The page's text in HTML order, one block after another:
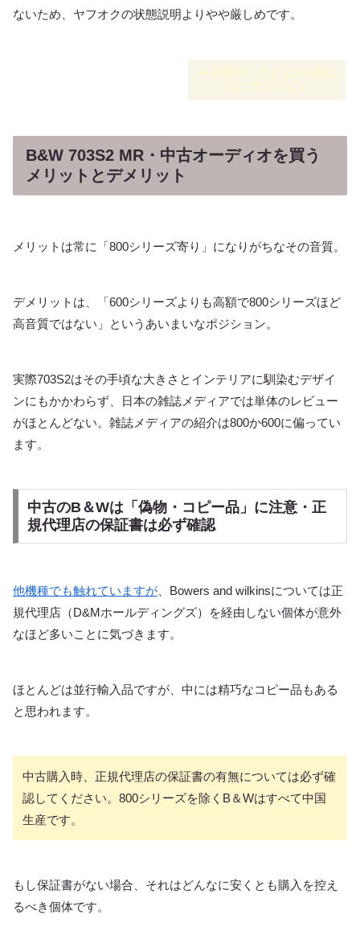
ないため、ヤフオクの状態説明よりやや厳しめです。
➡︎ 今回オークション出品の
コンディション
B&W 703S2 MR・中古オーディオを買う
メリットとデメリット
メリットは常に「800シリーズ寄り」になりがちなその音質。
デメリットは、「600シリーズよりも高額で800シリーズほど
高音質ではない」というあいまいなポジション。
実際703S2はその手頃な大きさとインテリアに馴染むデザイ
ンにもかかわらず、日本の雑誌メディアでは単体のレビュー
がほとんどない。雑誌メディアの紹介は800か600に偏ってい
ます。
中古のB＆Wは「偽物・コピー品」に注意・正
規代理店の保証書は必ず確認
他機種でも触れていますが 、Bowers and wilkinsについては正
規代理店（D&Mホールディングズ）を経由しない個体が意外
なほど多いことに気づきます。
ほとんどは並行輸入品ですが、中には精巧なコピー品もある
と思われます。
中古購入時、正規代理店の保証書の有無については必ず確
認してください。800シリーズを除くB＆Wはすべて中国
生産です。
もし保証書がない場合、それはどんなに安くとも購入を控え
るべき個体です。